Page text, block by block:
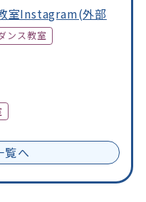
室Instagram(外部
ンス教室
覧へ